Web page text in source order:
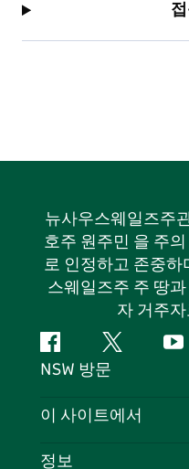
뉴사우스웨일즈주
호주 원주민 을 주
로 인정하고 존중하
스웨일즈주 주 땅
자 거주
페
이
북
지
다
유
NSW 방문
문의하기
이 사이트에서
목적지
정보